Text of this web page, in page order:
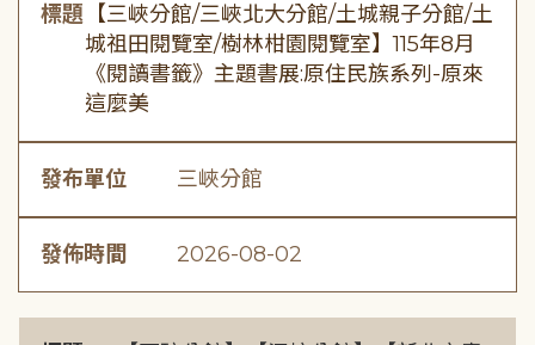
標題 【三峽分館/三峽北大分館/土城親子分館/土
城祖田閱覽室/樹林柑園閱覽室】115年8月
《閱讀書籤》主題書展:原住民族系列-原來
這麼美
發布單位 三峽分館
發佈時間 2026-08-02